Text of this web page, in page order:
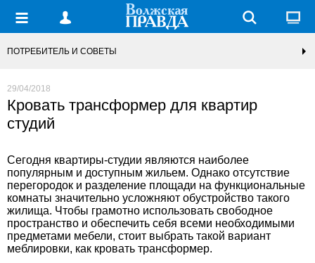
ПОТРЕБИТЕЛЬ И СОВЕТЫ
29/04/2018
Кровать трансформер для квартир
студий
Сегодня квартиры-студии являются наиболее
популярным и доступным жильем. Однако отсутствие
перегородок и разделение площади на функциональные
комнаты значительно усложняют обустройство такого
жилища. Чтобы грамотно использовать свободное
пространство и обеспечить себя всеми необходимыми
предметами мебели, стоит выбрать такой вариант
меблировки, как кровать трансформер.